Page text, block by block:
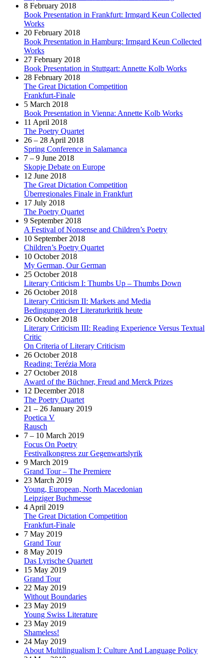
8 February 2018
Book Presentation in Frankfurt: Irmgard Keun Collected
Works
20 February 2018
Book Presentation in Hamburg: Irmgard Keun Collected
Works
27 February 2018
Book Presentation in Stuttgart: Annette Kolb Works
28 February 2018
The Great Dictation Competition
Frankfurt-Finale
5 March 2018
Book Presentation in Vienna: Annette Kolb Works
11 April 2018
The Poetry Quartet
26 – 28 April 2018
Spring Conference in Salamanca
7 – 9 June 2018
Skopje Debate on Europe
12 June 2018
The Great Dictation Competition
Überregionales Finale in Frankfurt
17 July 2018
The Poetry Quartet
9 September 2018
A Festival of Nonsense and Children’s Poetry
10 September 2018
Children’s Poetry Quartet
10 October 2018
My German, Our German
25 October 2018
Literary Criticism I: Thumbs Up – Thumbs Down
26 October 2018
Literary Criticism II: Markets and Media
Bedingungen der Literaturkritik heute
26 October 2018
Literary Criticism III: Reading Experience Versus Textual
Critic
On Criteria of Literary Criticism
26 October 2018
Reading: Terézia Mora
27 October 2018
Award of the Büchner, Freud and Merck Prizes
12 December 2018
The Poetry Quartet
21 – 26 January 2019
Poetica V
Rausch
7 – 10 March 2019
Focus On Poetry
Festivalkongress zur Gegenwartslyrik
9 March 2019
Grand Tour – The Premiere
23 March 2019
Young, European, North Macedonian
Leipziger Buchmesse
4 April 2019
The Great Dictation Competition
Frankfurt-Finale
7 May 2019
Grand Tour
8 May 2019
Das Lyrische Quartett
15 May 2019
Grand Tour
22 May 2019
Without Boundaries
23 May 2019
Young Swiss Literature
23 May 2019
Shameless!
24 May 2019
About Multilingualism I: Culture And Language Policy